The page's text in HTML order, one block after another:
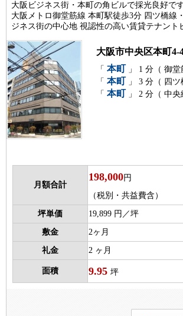
大阪ビジネス街・本町の角ビルで採光良好です
大阪メトロ御堂筋線 本町駅徒歩3分 四ツ橋線
ジネス街の中心地 視認性の高い賃貸テナント
大阪市中央区本町4-
「 本町
」 1 分（ 御堂
「 本町
」 3 分（ 四ツ
「 本町 」 2 分（ 中央
月額合計
198,000円
（税別・共益費含）
坪単価 19,899 円／坪
敷金 2ヶ月
礼金 2 ヶ月
面積 9.95 坪